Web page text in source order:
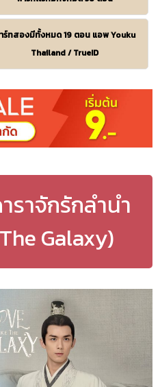
ร์ทสองมีทั้งหมด 19 ตอน แอพ Youku
Thailand / TrueID
ราจักรักลำนำ
Galaxy)